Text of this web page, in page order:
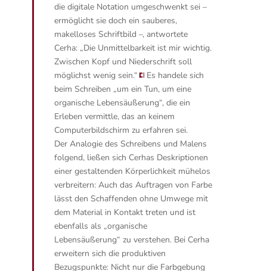
die digitale Notation umgeschwenkt sei –
ermöglicht sie doch ein sauberes,
makelloses Schriftbild –, antwortete
Cerha: „Die Unmittelbarkeit ist mir wichtig.
Zwischen Kopf und Niederschrift soll
möglichst wenig sein.“
Es handele sich
beim Schreiben „um ein Tun, um eine
organische Lebensäußerung“, die ein
Erleben vermittle, das an keinem
Computerbildschirm zu erfahren sei.
Der Analogie des Schreibens und Malens
folgend, ließen sich Cerhas Deskriptionen
einer gestaltenden Körperlichkeit mühelos
verbreitern: Auch das Auftragen von Farbe
lässt den Schaffenden ohne Umwege mit
dem Material in Kontakt treten und ist
ebenfalls als „organische
Lebensäußerung“ zu verstehen. Bei Cerha
erweitern sich die produktiven
Bezugspunkte: Nicht nur die Farbgebung